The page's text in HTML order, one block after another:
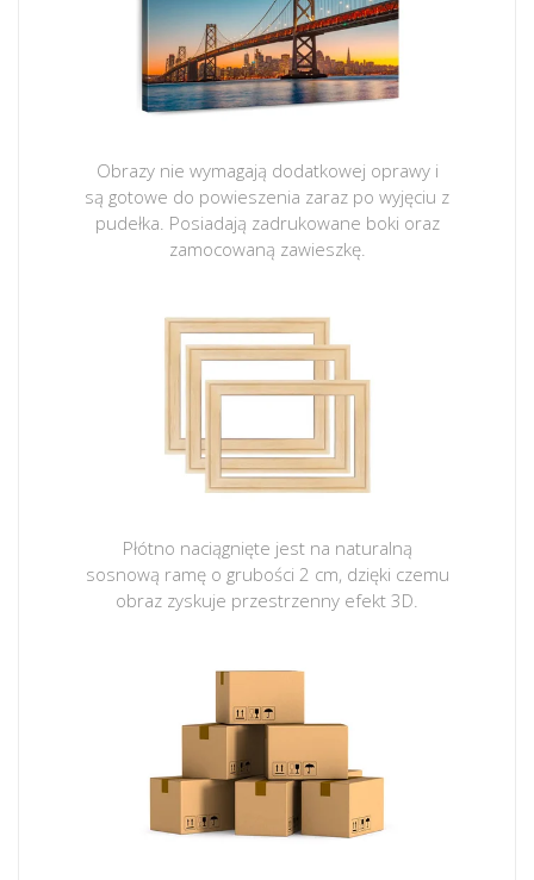
Obrazy nie wymagają dodatkowej oprawy i
są gotowe do powieszenia zaraz po wyjęciu z
pudełka. Posiadają zadrukowane boki oraz
zamocowaną zawieszkę.
Płótno naciągnięte jest na naturalną
sosnową ramę o grubości 2 cm, dzięki czemu
obraz zyskuje przestrzenny efekt 3D.